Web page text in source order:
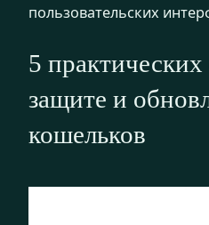
пользовательских
5 практических
защите и
кошельков